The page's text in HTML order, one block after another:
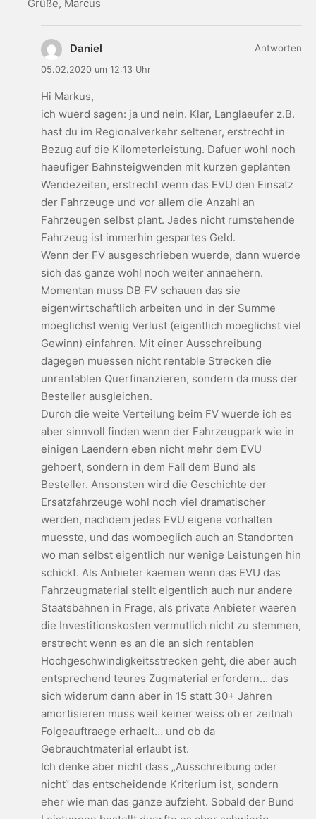
Grüße, Marcus
Daniel
05.02.2020 um 12:13 Uhr
Hi Markus,
ich wuerd sagen: ja und nein. Klar, Langlaeufer z.B.
hast du im Regionalverkehr seltener, erstrecht in
Bezug auf die Kilometerleistung. Dafuer wohl noch
haeufiger Bahnsteigwenden mit kurzen geplanten
Wendezeiten, erstrecht wenn das EVU den Einsatz
der Fahrzeuge und vor allem die Anzahl an
Fahrzeugen selbst plant. Jedes nicht rumstehende
Fahrzeug ist immerhin gespartes Geld.
Wenn der FV ausgeschrieben wuerde, dann wuerde
sich das ganze wohl noch weiter annaehern.
Momentan muss DB FV schauen das sie
eigenwirtschaftlich arbeiten und in der Summe
moeglichst wenig Verlust (eigentlich moeglichst viel
Gewinn) einfahren. Mit einer Ausschreibung
dagegen muessen nicht rentable Strecken die
unrentablen Querfinanzieren, sondern da muss der
Besteller ausgleichen.
Durch die weite Verteilung beim FV wuerde ich es
aber sinnvoll finden wenn der Fahrzeugpark wie in
einigen Laendern eben nicht mehr dem EVU
gehoert, sondern in dem Fall dem Bund als
Besteller. Ansonsten wird die Geschichte der
Ersatzfahrzeuge wohl noch viel dramatischer
werden, nachdem jedes EVU eigene vorhalten
muesste, und das womoeglich auch an Standorten
wo man selbst eigentlich nur wenige Leistungen hin
schickt. Als Anbieter kaemen wenn das EVU das
Fahrzeugmaterial stellt eigentlich auch nur andere
Staatsbahnen in Frage, als private Anbieter waeren
die Investitionskosten vermutlich nicht zu stemmen,
erstrecht wenn es an die an sich rentablen
Hochgeschwindigkeitsstrecken geht, die aber auch
entsprechend teures Zugmaterial erfordern… das
sich widerum dann aber in 15 statt 30+ Jahren
amortisieren muss weil keiner weiss ob er zeitnah
Folgeauftraege erhaelt… und ob da
Gebrauchtmaterial erlaubt ist.
Ich denke aber nicht dass „Ausschreibung oder
nicht“ das entscheidende Kriterium ist, sondern
eher wie man das ganze aufzieht. Sobald der Bund
Antworten